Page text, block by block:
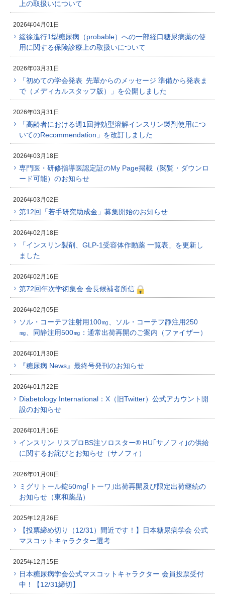
上の取扱いについて
2026年04月01日
緩徐進行1型糖尿病（probable）への一部経口糖尿病薬の使
用に関する保険診療上の取扱いについて
2026年03月31日
「初めての学会発表 先輩からのメッセージ 準備から発表ま
で（メディカルスタッフ版）」を公開しました
2026年03月31日
「高齢者における週1回持効型溶解インスリン製剤使用につ
いてのRecommendation」を改訂しました
2026年03月18日
専門医・研修指導医認定証のMy Page掲載（閲覧・ダウンロ
ード可能）のお知らせ
2026年03月02日
第12回「若手研究助成金」募集開始のお知らせ
2026年02月18日
「インスリン製剤、GLP-1受容体作動薬 一覧表」を更新し
ました
2026年02月16日
第72回年次学術集会 会長候補者所信
2026年02月05日
ソル・コーテフ注射用100㎎、ソル・コーテフ静注用250
㎎、同静注用500㎎：通常出荷再開のご案内（ファイザー）
2026年01月30日
『糖尿病 News』最終号発刊のお知らせ
2026年01月22日
Diabetology International：X（旧Twitter）公式アカウント開
設のお知らせ
2026年01月16日
インスリン リスプロBS注ソロスター® HU｢サノフィ｣の供給
に関するお詫びとお知らせ（サノフィ）
2026年01月08日
ミグリトール錠50mg｢トーワ｣出荷再開及び限定出荷継続の
お知らせ（東和薬品）
2025年12月26日
【投票締め切り（12/31）間近です！】日本糖尿病学会 公式
マスコットキャラクター選考
2025年12月15日
日本糖尿病学会公式マスコットキャラクター 会員投票受付
中！【12/31締切】